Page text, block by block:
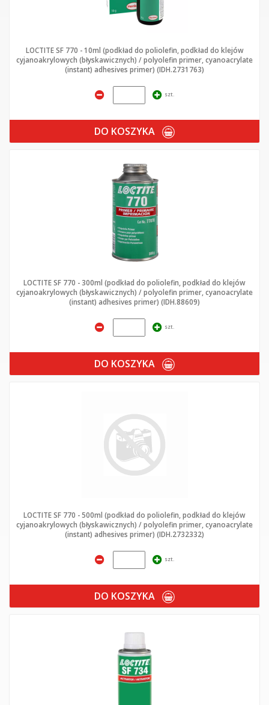
LOCTITE SF 770 - 10ml (podkład do poliolefin, podkład do klejów
cyjanoakrylowych (błyskawicznych) / polyolefin primer, cyanoacrylate
(instant) adhesives primer) (IDH.2731763)
szt.
DO KOSZYKA
LOCTITE SF 770 - 300ml (podkład do poliolefin, podkład do klejów
cyjanoakrylowych (błyskawicznych) / polyolefin primer, cyanoacrylate
(instant) adhesives primer) (IDH.88609)
szt.
DO KOSZYKA
LOCTITE SF 770 - 500ml (podkład do poliolefin, podkład do klejów
cyjanoakrylowych (błyskawicznych) / polyolefin primer, cyanoacrylate
(instant) adhesives primer) (IDH.2732332)
szt.
DO KOSZYKA